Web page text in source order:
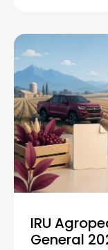
IRU
General